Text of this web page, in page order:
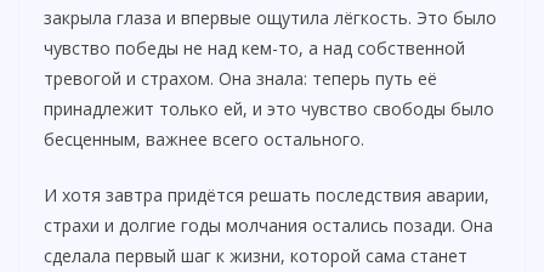
закрыла глаза и впервые ощутила лёгкость. Это было
чувство победы не над кем-то, а над собственной
тревогой и страхом. Она знала: теперь путь её
принадлежит только ей, и это чувство свободы было
бесценным, важнее всего остального.
И хотя завтра придётся решать последствия аварии,
страхи и долгие годы молчания остались позади. Она
сделала первый шаг к жизни, которой сама станет